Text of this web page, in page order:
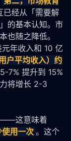
已经从「需要解
的基本认知。市
也随之降低。
年收入和 10 亿
户平均收入）约
7% 提升到 15%
将增长 2-3
——这意味着
用一次 。这个